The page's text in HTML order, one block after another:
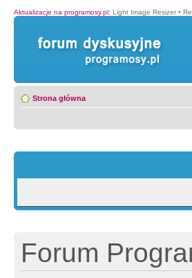
Aktualizacje na programosy.pl: Light Image Resizer •
Strona główna
Forum